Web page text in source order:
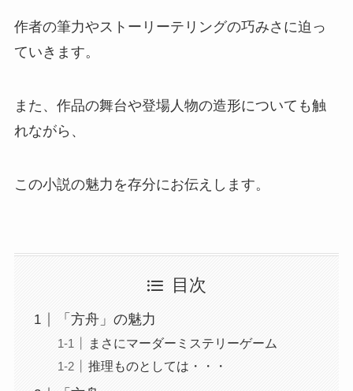
作者の筆力やストーリーテリングの巧みさに迫っ
ていきます。
また、作品の舞台や登場人物の造形についても触
れながら、
この小説の魅力を存分にお伝えします。
目次
「方舟」の魅力
まさにマーダーミステリーゲーム
推理ものとしては・・・